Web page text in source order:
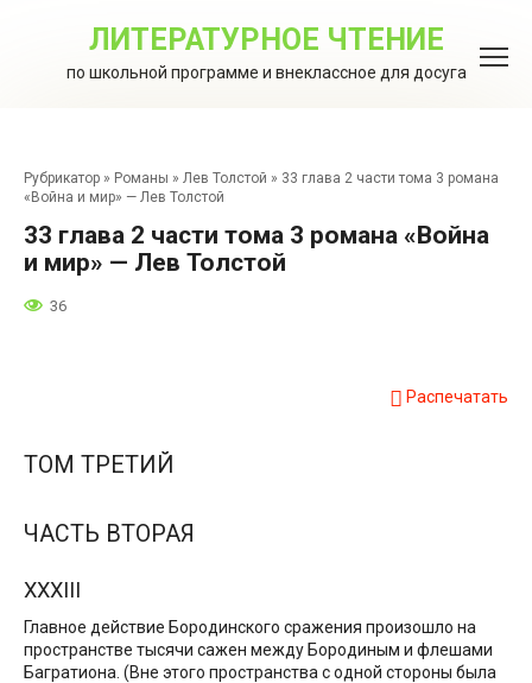
ЛИТЕРАТУРНОЕ ЧТЕНИЕ
по школьной программе и внеклассное для досуга
Рубрикатор » Романы » Лев Толстой » 33 глава 2 части тома 3 романа
«Война и мир» — Лев Толстой
33 глава 2 части тома 3 романа «Война
и мир» — Лев Толстой
36
Распечатать
ТОМ ТРЕТИЙ
ЧАСТЬ ВТОРАЯ
XXXIII
Главное действие Бородинского сражения произошло на
пространстве тысячи сажен между Бородиным и флешами
Багратиона. (Вне этого пространства с одной стороны была